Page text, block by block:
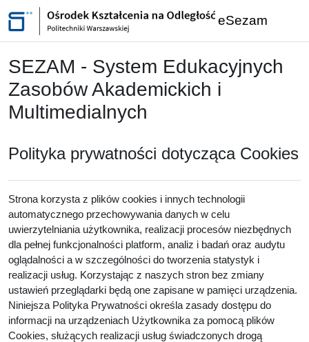
Przejdź do głównej zawartości
eSezam
SEZAM - System Edukacyjnych
Zasobów Akademickich i
Multimedialnych
Polityka prywatności dotycząca Cookies
Strona korzysta z plików cookies i innych technologii
automatycznego przechowywania danych w celu
uwierzytelniania użytkownika, realizacji procesów niezbędnych
dla pełnej funkcjonalności platform, analiz i badań oraz audytu
oglądalności a w szczególności do tworzenia statystyk i
realizacji usług. Korzystając z naszych stron bez zmiany
ustawień przeglądarki będą one zapisane w pamięci urządzenia.
Niniejsza Polityka Prywatności określa zasady dostępu do
informacji na urządzeniach Użytkownika za pomocą plików
Cookies, służących realizacji usług świadczonych drogą